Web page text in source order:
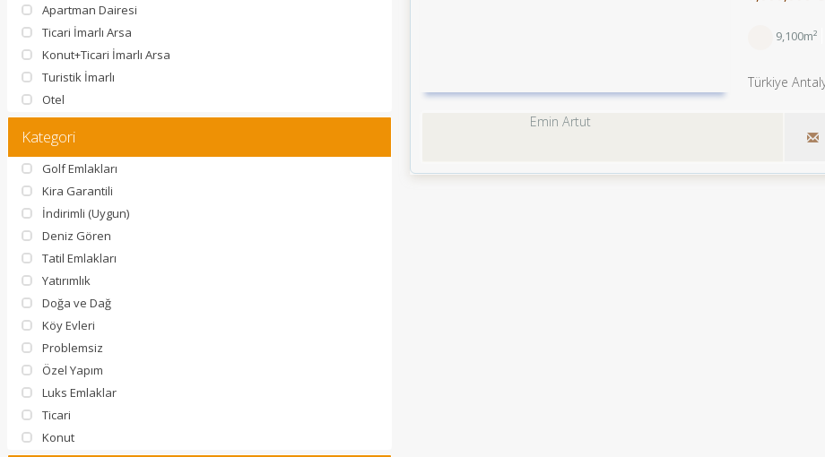
Apartman Dairesi
Ticari İmarlı Arsa
Konut+Ticari İmarlı Arsa
Turistik İmarlı
Otel
Kategori
Golf Emlakları
Kira Garantili
İndirimli (Uygun)
Deniz Gören
Tatil Emlakları
Yatırımlık
Doğa ve Dağ
Köy Evleri
Problemsiz
Özel Yapım
Luks Emlaklar
Ticari
Konut
9,100m²
Türkiye
Emin Artut